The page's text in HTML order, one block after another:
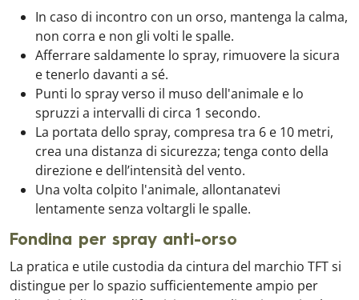
In caso di incontro con un orso, mantenga la calma,
non corra e non gli volti le spalle.
Afferrare saldamente lo spray, rimuovere la sicura
e tenerlo davanti a sé.
Punti lo spray verso il muso dell'animale e lo
spruzzi a intervalli di circa 1 secondo.
La portata dello spray, compresa tra 6 e 10 metri,
crea una distanza di sicurezza; tenga conto della
direzione e dell’intensità del vento.
Una volta colpito l'animale, allontanatevi
lentamente senza voltargli le spalle.
Fondina per spray anti-orso
La pratica e utile custodia da cintura del marchio TFT si
distingue per lo spazio sufficientemente ampio per